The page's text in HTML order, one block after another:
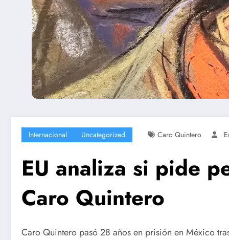
Internacional Uncategorized Caro Quintero
EU analiza si pide
Caro Quintero
Caro Quintero pasó 28 años en prisión en México